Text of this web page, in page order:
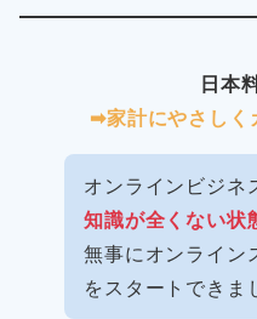
日本
➡︎家計にやさしく
オンラインビジネ
知識が全くない状
無事にオンライン
をスタートできま